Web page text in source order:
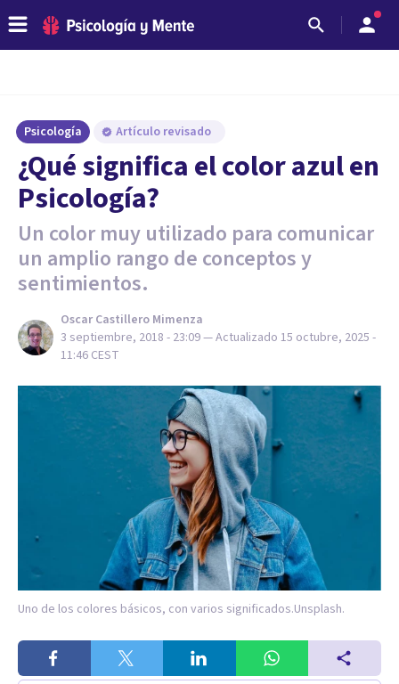
Psicología Artículo revisado
¿Qué significa el color azul en
Psicología?
Un color muy utilizado para comunicar
un amplio rango de conceptos y
sentimientos.
Oscar Castillero Mimenza
3 septiembre, 2018 - 23:09— Actualizado 15 octubre, 2025 -
11:46 CEST
Uno de los colores básicos, con varios significados.Unsplash.